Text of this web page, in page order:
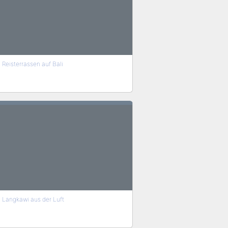
Reisterrassen auf Bali
Langkawi aus der Luft